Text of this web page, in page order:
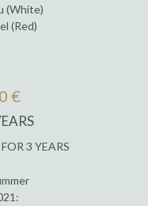
(White)
(Red)
€
3 YEARS